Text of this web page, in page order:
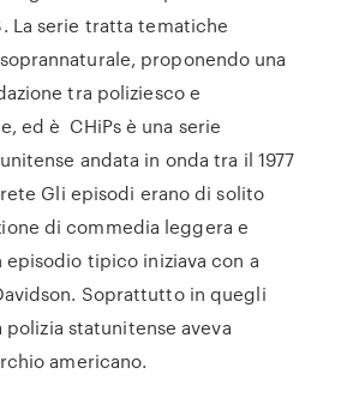
La serie tratta tematiche
proponendo una
tra poliziesco e
ed è CHiPs è una serie
andata in onda tra il 1977
Gli episodi erano di solito
di commedia leggera e
episodio tipico iniziava con a
Soprattutto in quegli
statunitense aveva
americano.